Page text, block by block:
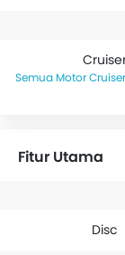
Motor
Fitur Utama
Disc